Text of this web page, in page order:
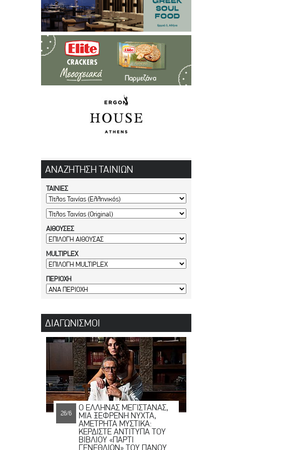
ΑΝΑΖΗΤΗΣΗ ΤΑΙΝΙΩΝ
ΤΑΙΝΙΕΣ
ΑΙΘΟΥΣΕΣ
MULTIPLEX
ΠΕΡΙΟΧΗ
ΔΙΑΓΩΝΙΣΜΟΙ
26/6
Ο ΕΛΛΗΝΑΣ ΜΕΓΙΣΤΑΝΑΣ,
ΜΙΑ ΞΕΦΡΕΝΗ ΝΥΧΤΑ,
ΑΜΕΤΡΗΤΑ ΜΥΣΤΙΚΑ:
ΚΕΡΔΙΣΤΕ ΑΝΤΙΤΥΠΑ ΤΟΥ
ΒΙΒΛΙΟΥ «ΠΑΡΤΙ
ΓΕΝΕΘΛΙΩΝ» ΤΟΥ ΠΑΝΟΥ